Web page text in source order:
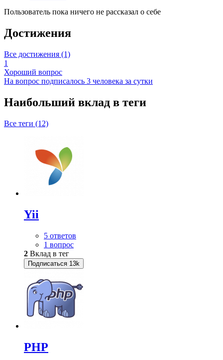
Пользователь пока ничего не рассказал о себе
Достижения
Все достижения (1)
1
Хороший вопрос
На вопрос подписалось 3 человека за сутки
Наибольший вклад в теги
Все теги (12)
Yii
5 ответов
1 вопрос
2 Вклад в тег
Подписаться 13k
PHP